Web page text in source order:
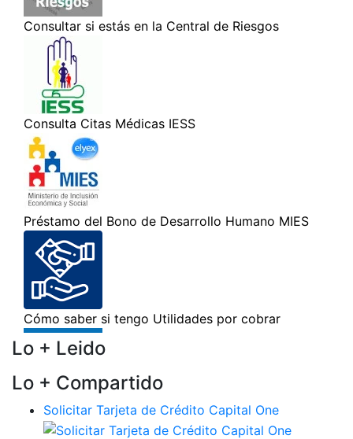
Lo + Leido
Lo + Compartido
Solicitar Tarjeta de Crédito Capital One